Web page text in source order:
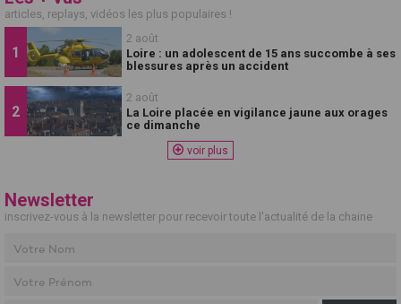
articles, replays, vidéos les plus populaires !
2 août
Loire : un adolescent de 15 ans succombe à ses
blessures après un accident
2 août
La Loire placée en vigilance jaune aux orages
ce dimanche
voir plus
Newsletter
inscrivez-vous à la newsletter pour recevoir toute l'actualité de la chaine